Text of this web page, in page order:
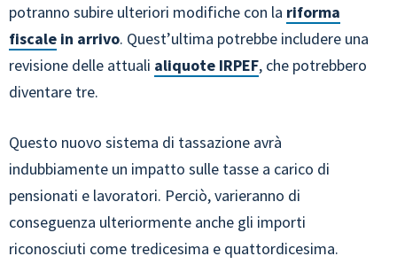
potranno subire ulteriori modifiche con la riforma
fiscale in arrivo. Quest’ultima potrebbe includere una
revisione delle attuali aliquote IRPEF, che potrebbero
diventare tre.
Questo nuovo sistema di tassazione avrà
indubbiamente un impatto sulle tasse a carico di
pensionati e lavoratori. Perciò, varieranno di
conseguenza ulteriormente anche gli importi
riconosciuti come tredicesima e quattordicesima.